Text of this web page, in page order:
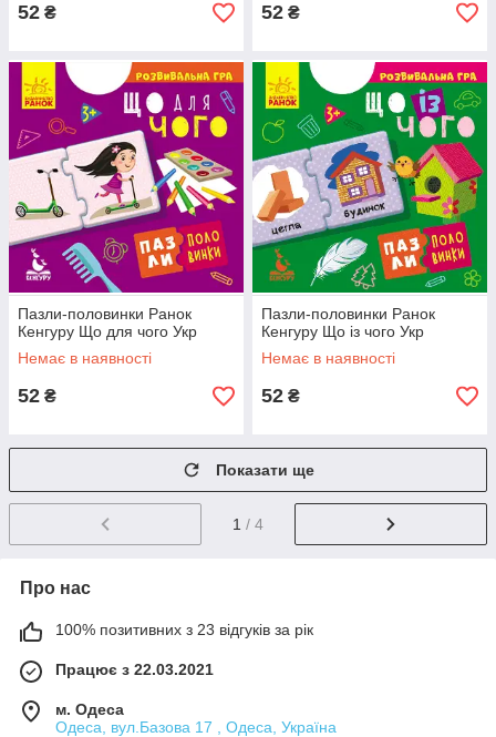
52 ₴ 52 ₴
Пазли-половинки Ранок
Кенгуру Що для чого Укр
Немає в наявності
52 ₴
Пазли-половинки Ранок
Кенгуру Що із чого Укр
Немає в наявності
52 ₴
Показати ще
1 / 4
Про нас
100% позитивних з 23 відгуків за рік
Працює з 22.03.2021
м. Одеса
Одеса, вул.Базова 17 , Одеса, Україна